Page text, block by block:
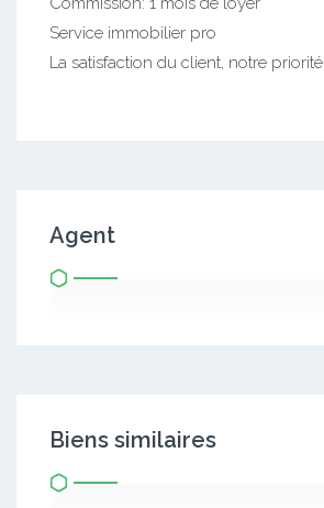
Service immobilier pro
La satisfaction du client, notre priorité
Agent
Biens similaires